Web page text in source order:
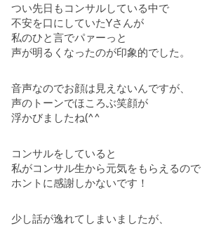
つい先日もコンサルしている中で
不安を口にしていたYさんが
私のひと言でパァーっと
声が明るくなったのが印象的でした。
音声なのでお顔は見えないんですが、
声のトーンでほころぶ笑顔が
浮かびましたね(^^
コンサルをしていると
私がコンサル生から元気をもらえるので
ホントに感謝しかないです！
少し話が逸れてしまいましたが、